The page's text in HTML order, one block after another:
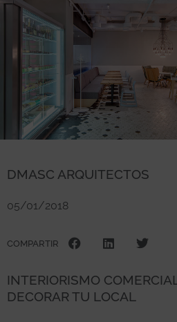
DMASC ARQUITECTOS
05/01/2018
COMPARTIR
INTERIORISMO
DECORAR TU LOCAL